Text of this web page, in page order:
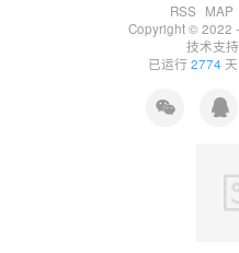
RSS MAP
Copyright © 2022
技术支持
已运行 2774 天